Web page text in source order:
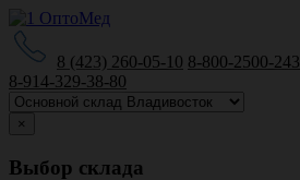
8 (423) 260-05-10 8-800-2500-243
8-914-329-38-80
×
Выбор склада